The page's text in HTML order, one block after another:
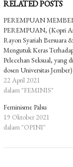
RELATED POSTS
PEREMPUAN
PEREMPUAN, (Kopri
Rayon Syariah Bersuara &
Mengutuk Keras
Pelecehan Seksual, yang
dosen Universitas Jember)
22 April 2021
dalam "FEMINIS"
Feminisme Palsu
19 Oktober 2021
dalam "OPINI"